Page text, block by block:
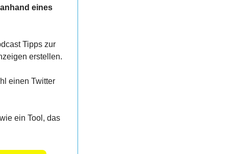
eines
Tipps zur
erstellen.
einen Twitter
ein Tool, das